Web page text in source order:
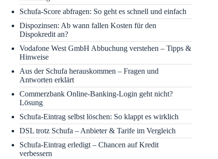
Schufa-Score abfragen: So geht es schnell und einfach
Dispozinsen: Ab wann fallen Kosten für den
Dispokredit an?
Vodafone West GmbH Abbuchung verstehen – Tipps &
Hinweise
Aus der Schufa herauskommen – Fragen und
Antworten erklärt
Commerzbank Online-Banking-Login geht nicht?
Lösung
Schufa-Eintrag selbst löschen: So klappt es wirklich
DSL trotz Schufa – Anbieter & Tarife im Vergleich
Schufa-Eintrag erledigt – Chancen auf Kredit
verbessern